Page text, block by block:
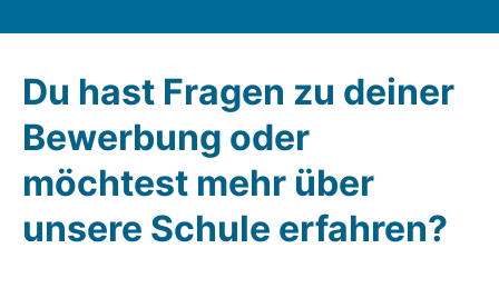
Du hast Fragen zu deiner
Bewerbung oder
möchtest mehr über
unsere Schule erfahren?